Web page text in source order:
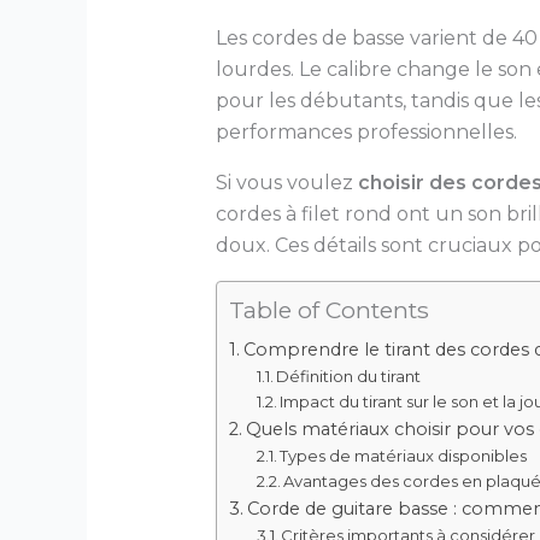
Les cordes de basse varient de
lourdes. Le calibre change le
pour les débutants, tandis que
performances professionnelles.
Si vous voulez choisir des
cordes à filet rond ont un son
doux. Ces détails sont cruciaux
Table of Contents
Comprendre le tirant des cordes
Définition du tirant
Impact du tirant sur le son et la
Quels matériaux choisir pour vos
Types de matériaux disponibles
Avantages des cordes en
Corde de guitare basse :
Critères importants à considérer